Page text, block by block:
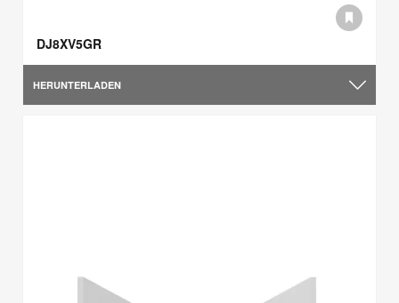
DJ8XV5GR
HERUNTERLADEN